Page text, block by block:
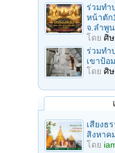
ร่วมทํา
หน้าตัก
จ.ลำพู
โดย ศิ
ร่วมทํา
เขาป้อ
โดย ศิ
เสียงธ
สิงหา
โดย